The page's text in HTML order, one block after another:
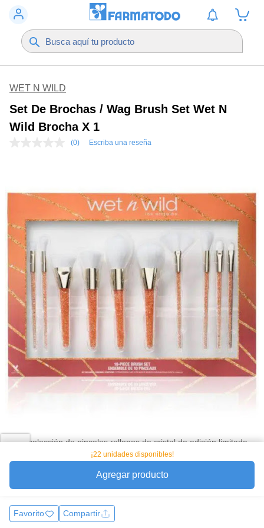
WET N WILD
Set De Brochas / Wag Brush Set Wet N
Wild Brocha X 1
misma
página.
(0) Escriba una reseña
Esta colección de pinceles rellenos de cristal de edición limitada
incluye 10 brochas para mezclar, pulir y crear una apariencia
perfecta. Con cerdas sintéticas blancas ultra suaves densamente
Ver más
Favorito Compartir
¡22 unidades disponibles!
Agregar producto